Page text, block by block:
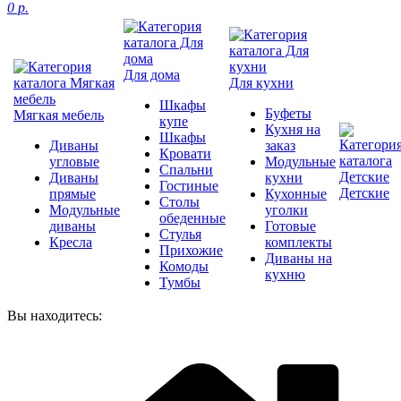
0 р.
Мягкая мебель
Диваны
угловые
Диваны
прямые
Модульные
диваны
Кресла
Для дома
Шкафы
купе
Шкафы
Кровати
Спальни
Гостиные
Столы
обеденные
Стулья
Прихожие
Комоды
Тумбы
Для кухни
Буфеты
Кухня на
заказ
Модульные
кухни
Кухонные
уголки
Готовые
комплекты
Диваны на
кухню
Детские
Вы находитесь: